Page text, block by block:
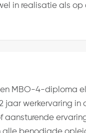
in realisatie als
MBO-4-diploma
jaar werkervaring in
aansturende